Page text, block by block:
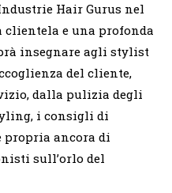
Hair Gurus nel
clientela e una profonda
insegnare agli stylist
del cliente,
dalla pulizia degli
i consigli di
propria ancora di
sull’orlo del